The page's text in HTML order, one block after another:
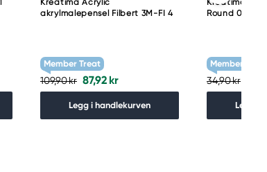
Kreatima Acrylic
akrylmalepensel Filbert 3M-FI 4
Member Treat
109,90 kr 87,92 kr
Legg i handlekurven
Kreatima
Round 0
Member Treat
34,90 kr
Legg i